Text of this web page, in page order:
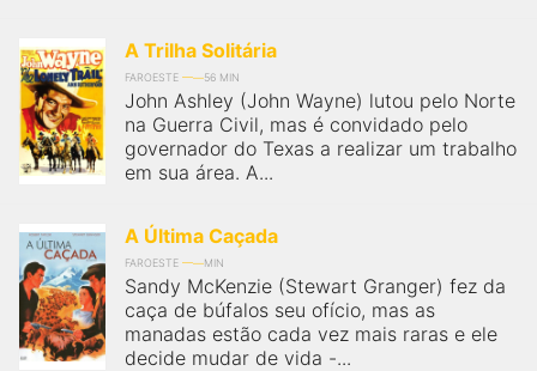
A Trilha Solitária
FAROESTE 56 MIN
John Ashley (John Wayne) lutou pelo Norte
na Guerra Civil, mas é convidado pelo
governador do Texas a realizar um trabalho
em sua área. A...
A Última Caçada
FAROESTE MIN
Sandy McKenzie (Stewart Granger) fez da
caça de búfalos seu ofício, mas as
manadas estão cada vez mais raras e ele
decide mudar de vida -...